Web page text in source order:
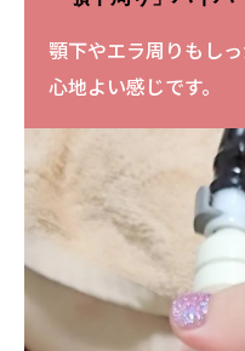
顎下やエラ周りもし
心地よい感じです。